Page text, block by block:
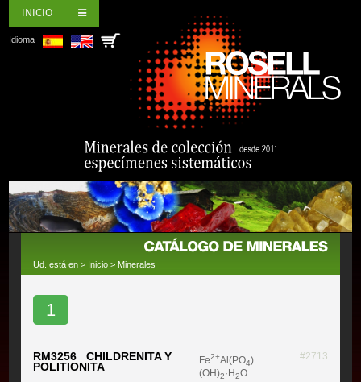
INICIO
Idioma
Ud. está en > Inicio > Minerales
1
RM3256 CHILDRENITA Y
POLITIONITA
Fe2+Al(PO4)
(OH)2·H2O
#2713